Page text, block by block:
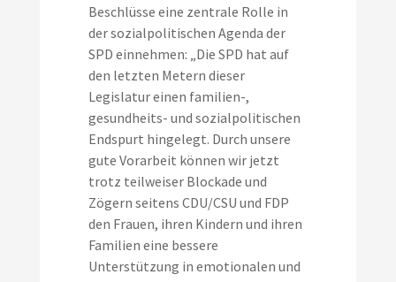
Beschlüsse eine zentrale Rolle in
der sozialpolitischen Agenda der
SPD einnehmen: „Die SPD hat auf
den letzten Metern dieser
Legislatur einen familien-,
gesundheits- und sozialpolitischen
Endspurt hingelegt. Durch unsere
gute Vorarbeit können wir jetzt
trotz teilweiser Blockade und
Zögern seitens CDU/CSU und FDP
den Frauen, ihren Kindern und ihren
Familien eine bessere
Unterstützung in emotionalen und